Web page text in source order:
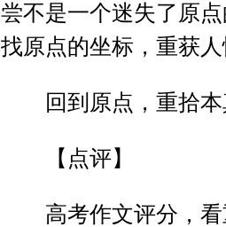
尝不是一个迷失了原
找原点的坐标，重获
回到原点，重拾本
【点评】
高考作文评分，看